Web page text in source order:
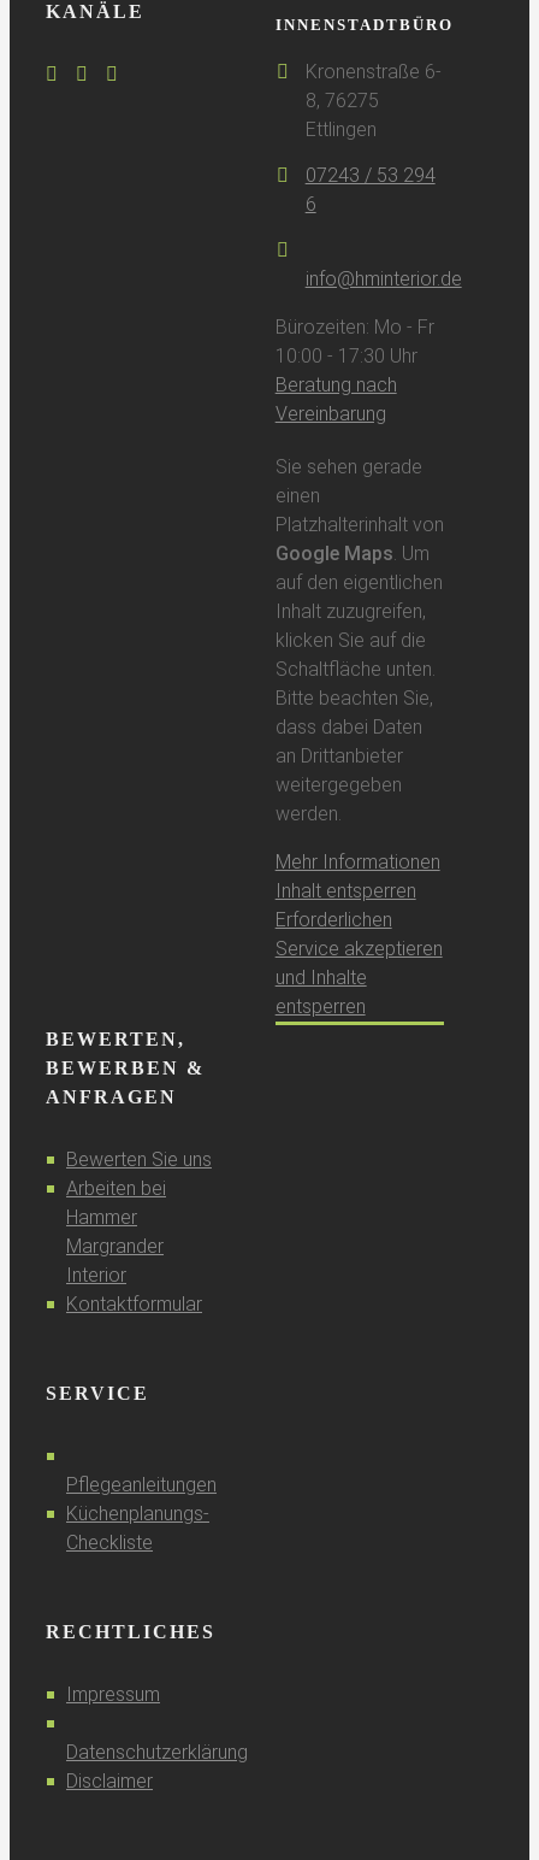
KANÄLE
INNENSTADTBÜRO
Kronenstraße 6-
8, 76275
Ettlingen
07243 / 53 294
6
info@hminterior.de
Bürozeiten: Mo - Fr
10:00 - 17:30 Uhr
Beratung nach
Vereinbarung
Sie sehen gerade
einen
Platzhalterinhalt von
Google Maps . Um
auf den eigentlichen
Inhalt zuzugreifen,
klicken Sie auf die
Schaltfläche unten.
Bitte beachten Sie,
dass dabei Daten
an Drittanbieter
weitergegeben
werden.
Mehr Informationen
Inhalt entsperren
Erforderlichen
Service akzeptieren
und Inhalte
entsperren
BEWERTEN,
BEWERBEN &
ANFRAGEN
Bewerten Sie uns
Arbeiten bei
Hammer
Margrander
Interior
Kontaktformular
SERVICE
Pflegeanleitungen
Küchenplanungs-
Checkliste
RECHTLICHES
Impressum
Datenschutzerklärung
Disclaimer